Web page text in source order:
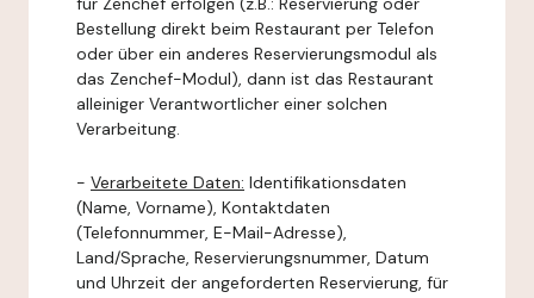
Bestellung direkt beim Restaurant per Telefon
oder über ein anderes Reservierungsmodul als
das Zenchef-Modul), dann ist das Restaurant
alleiniger Verantwortlicher einer solchen
Verarbeitung.
- Verarbeitete Daten: Identifikationsdaten
(Name, Vorname), Kontaktdaten
(Telefonnummer, E-Mail-Adresse),
Land/Sprache, Reservierungsnummer, Datum
und Uhrzeit der angeforderten Reservierung, für